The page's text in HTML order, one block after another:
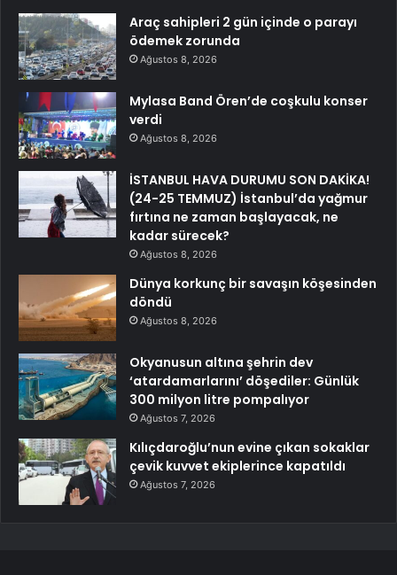
Araç sahipleri 2 gün içinde o parayı
ödemek zorunda
Ağustos 8, 2026
Mylasa Band Ören’de coşkulu konser
verdi
Ağustos 8, 2026
İSTANBUL HAVA DURUMU SON DAKİKA!
(24-25 TEMMUZ) İstanbul’da yağmur
fırtına ne zaman başlayacak, ne
kadar sürecek?
Ağustos 8, 2026
Dünya korkunç bir savaşın köşesinden
döndü
Ağustos 8, 2026
Okyanusun altına şehrin dev
‘atardamarlarını’ döşediler: Günlük
300 milyon litre pompalıyor
Ağustos 7, 2026
Kılıçdaroğlu’nun evine çıkan sokaklar
çevik kuvvet ekiplerince kapatıldı
Ağustos 7, 2026